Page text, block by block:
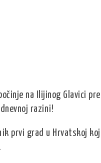
na Ilijinog Glavici
razini!
prvi grad u Hrvatskoj